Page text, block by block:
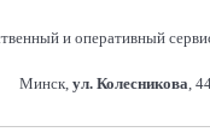
и оперативный
Минск, ул. Колесникова,